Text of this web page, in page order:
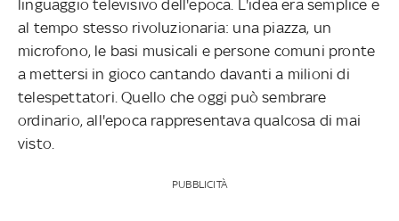
linguaggio televisivo dell'epoca. L'idea era semplice e
al tempo stesso rivoluzionaria: una piazza, un
microfono, le basi musicali e persone comuni pronte
a mettersi in gioco cantando davanti a milioni di
telespettatori. Quello che oggi può sembrare
ordinario, all'epoca rappresentava qualcosa di mai
visto.
PUBBLICITÀ